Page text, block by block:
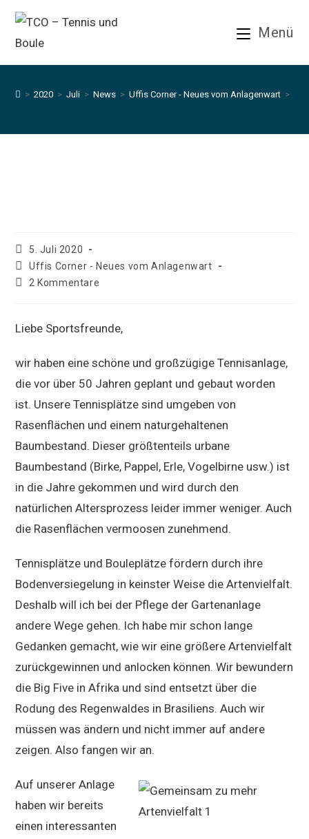
Inhalt
springen
Menü
> 2020 > Juli > News > Uffis Corner - Neues vom Anlagenwart >
Beitrag
veröffentlicht:
5. Juli 2020
Beitrags-
Kategorie:
Uffis Corner - Neues vom Anlagenwart
Beitrags-
2 Kommentare
Liebe Sportsfreunde,
wir haben eine schöne und großzügige Tennisanlage,
die vor über 50 Jahren geplant und gebaut worden
ist. Unsere Tennisplätze sind umgeben von
Rasenflächen und einem naturgehaltenen
Baumbestand. Dieser größtenteils urbane
Baumbestand (Birke, Pappel, Erle, Vogelbirne usw.) ist
in die Jahre gekommen und wird durch den
natürlichen Altersprozess leider immer weniger. Auch
die Rasenflächen vermoosen zunehmend.
Tennisplätze und Bouleplätze fördern durch ihre
Bodenversiegelung in keinster Weise die Artenvielfalt.
Deshalb will ich bei der Pflege der Gartenanlage
andere Wege gehen. Ich habe mir schon lange
Gedanken gemacht, wie wir eine größere Artenvielfalt
zurückgewinnen und anlocken können. Wir bewundern
die Big Five in Afrika und sind entsetzt über die
Rodung des Regenwaldes in Brasiliens. Auch wir
müssen was ändern und nicht immer auf andere
zeigen. Also fangen wir an.
Auf unserer Anlage
haben wir bereits
einen interessanten